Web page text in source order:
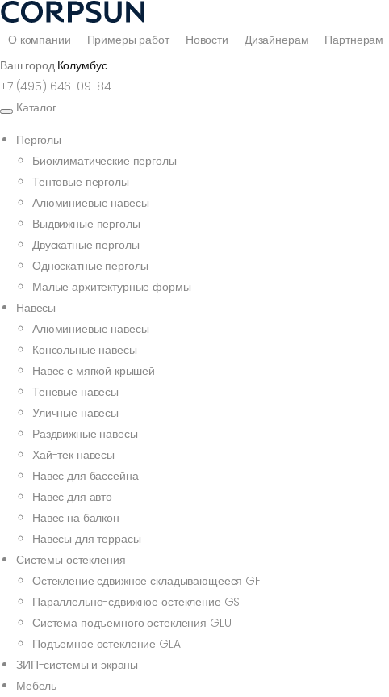
О компании Примеры работ Новости Дизайнерам Партнерам
Ваш город:Колумбус
+7 (495) 646-09-84
Каталог
Перголы
Биоклиматические перголы
Тентовые перголы
Алюминиевые навесы
Выдвижные перголы
Двускатные перголы
Односкатные перголы
Малые архитектурные формы
Навесы
Алюминиевые навесы
Консольные навесы
Навес с мягкой крышей
Теневые навесы
Уличные навесы
Раздвижные навесы
Хай-тек навесы
Навес для бассейна
Навес для авто
Навес на балкон
Навесы для террасы
Системы остекления
Остекление сдвижное складывающееся GF
Параллельно-сдвижное остекление GS
Система подъемного остекления GLU
Подъемное остекление GLA
ЗИП-системы и экраны
Мебель